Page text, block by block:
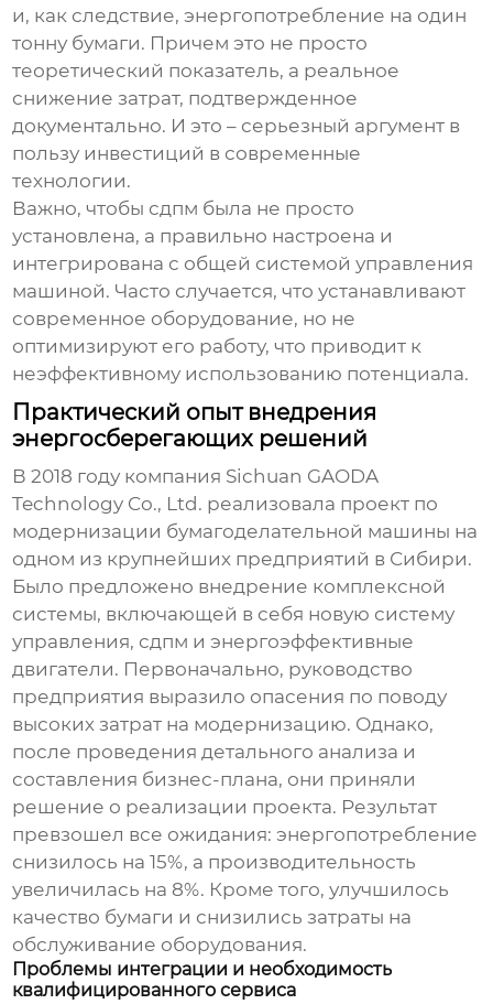
и, как следствие, энергопотребление на один
тонну бумаги. Причем это не просто
теоретический показатель, а реальное
снижение затрат, подтвержденное
документально. И это – серьезный аргумент в
пользу инвестиций в современные
технологии.
Важно, чтобы сдпм была не просто
установлена, а правильно настроена и
интегрирована с общей системой управления
машиной. Часто случается, что устанавливают
современное оборудование, но не
оптимизируют его работу, что приводит к
неэффективному использованию потенциала.
Практический опыт внедрения
энергосберегающих решений
В 2018 году компания Sichuan GAODA
Technology Co., Ltd. реализовала проект по
модернизации бумагоделательной машины на
одном из крупнейших предприятий в Сибири.
Было предложено внедрение комплексной
системы, включающей в себя новую систему
управления, сдпм и энергоэффективные
двигатели. Первоначально, руководство
предприятия выразило опасения по поводу
высоких затрат на модернизацию. Однако,
после проведения детального анализа и
составления бизнес-плана, они приняли
решение о реализации проекта. Результат
превзошел все ожидания: энергопотребление
снизилось на 15%, а производительность
увеличилась на 8%. Кроме того, улучшилось
качество бумаги и снизились затраты на
обслуживание оборудования.
Проблемы интеграции и необходимость
квалифицированного сервиса